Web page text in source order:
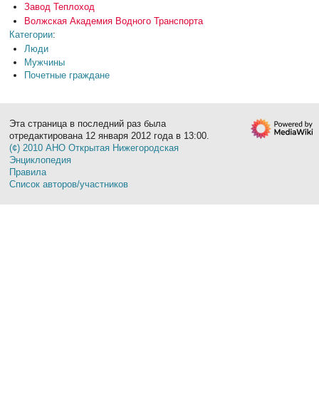
Завод Теплоход
Волжская Академия Водного Транспорта
Категории:
Люди
Мужчины
Почетные граждане
Эта страница в последний раз была
отредактирована 12 января 2012 года в 13:00.
(¢) 2010 АНО Открытая Нижегородская
Энциклопедия
Правила
Список авторов/участников